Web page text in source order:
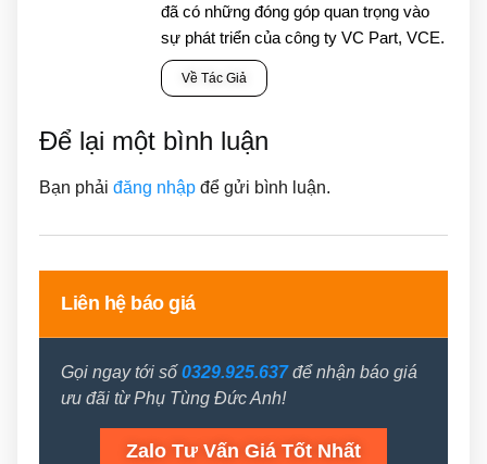
đã có những đóng góp quan trọng vào
sự phát triển của công ty VC Part, VCE.
Về Tác Giả
Để lại một bình luận
Bạn phải đăng nhập để gửi bình luận.
Liên hệ báo giá
Gọi ngay tới số 0329.925.637để nhận báo giá
ưu đãi từ Phụ Tùng Đức Anh!
Zalo Tư Vấn Giá Tốt Nhất